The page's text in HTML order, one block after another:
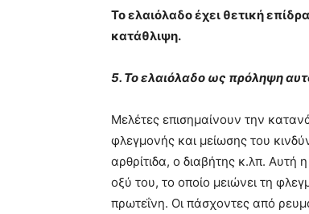
Το ελαιόλαδο έχει θετική
κατάθλιψη.
5. Το ελαιόλαδο ως πρόληψη
Μελέτες επισημαίνουν την
φλεγμονής και μείωσης του
αρθρίτιδα, ο διαβήτης κ.λπ. Αυτή
οξύ του, το οποίο μειώνει τη
πρωτεΐνη. Οι πάσχοντες από